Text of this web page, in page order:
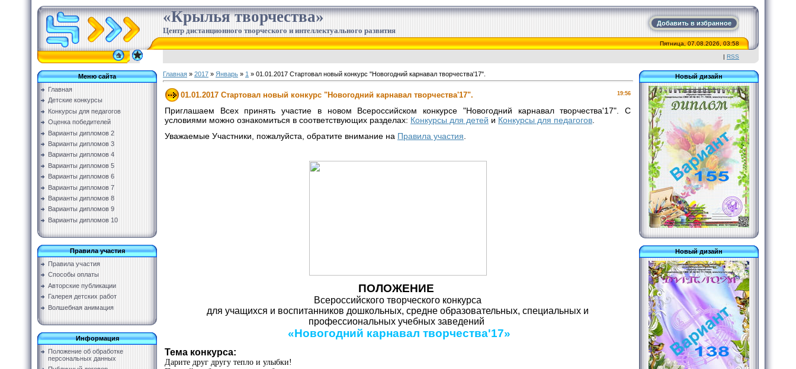
Добавить в избранное
«Крылья творчества»
Центр дистанционного творческого и интеллектуального развития
Пятница, 07.08.2026, 03:58
| RSS
Меню сайта
Главная
Детские конкурсы
Конкурсы для педагогов
Оценка победителей
Варианты дипломов 2
Варианты дипломов 3
Варианты дипломов 4
Варианты дипломов 5
Варианты дипломов 6
Варианты дипломов 7
Варианты дипломов 8
Варианты дипломов 9
Варианты дипломов 10
Правила участия
Правила участия
Способы оплаты
Авторские публикации
Галерея детских работ
Волшебная анимация
Информация
Положение об обработке
персональных данных
Главная » 2017 » Январь » 1 » 01.01.2017 Стартовал новый конкурс "Новогодний карнавал творчества'17".
19:56
01.01.2017 Стартовал новый конкурс "Новогодний карнавал творчества'17".
Приглашаем Всех принять участие в новом Всероссийском конкурсе "Новогодний карнавал творчества'17". С
условиями можно ознакомиться в соответствующих разделах: Конкурсы для детей и Конкурсы для педагогов
Уважаемые Участники, пожалуйста, обратите внимание на Правила участия
ПОЛОЖЕНИЕ
Всероссийского творческого конкурса
для учащихся и воспитанников дошкольных, средне образовательных, специальных и
профессиональных учебных заведений
«Новогодний карнавал творчества'17»
Тема конкурса:
Дарите друг другу тепло и улыбки!
Новый дизайн
Новый дизайн